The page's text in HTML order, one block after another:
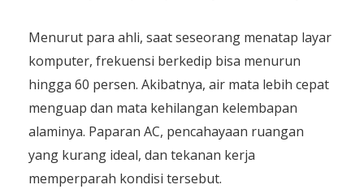
Menurut para ahli, saat seseorang menatap layar
komputer, frekuensi berkedip bisa menurun
hingga 60 persen. Akibatnya, air mata lebih cepat
menguap dan mata kehilangan kelembapan
alaminya. Paparan AC, pencahayaan ruangan
yang kurang ideal, dan tekanan kerja
memperparah kondisi tersebut.